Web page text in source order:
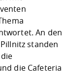
An den
standen
die Cafeteria